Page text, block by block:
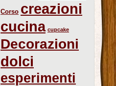
Corso creazioni
cucina cupcake
Decorazioni
dolci
esperimenti